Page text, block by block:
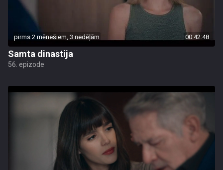
pirms 2 mēnešiem, 3 nedēļām 00:42:48
Samta dinastija
56. epizode